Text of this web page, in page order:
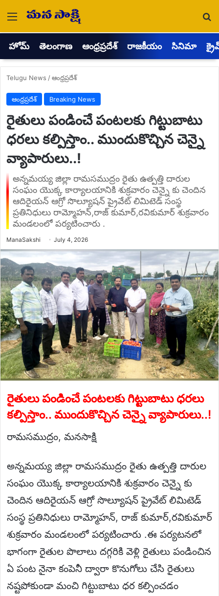
Menu
హోమ్ తెలంగాణ ఆంధ్రప్రదేశ్ రాజకీయం సినిమా
Telugu News /ఆంధ్రప్రదేశ్
ఆంధ్రప్రదేశ్ Breaking News
రైతులు పండించే పంటలకు గిట్టుబాటు
ధరలు కల్పిస్తాం.. ముందుకొచ్చిన చెన్నై
వ్యాపారులు..!
అన్నమయ్య జిల్లా రామసముద్రం రైతు ఉత్పత్తి దారుల
సంఘం యొక్క కార్యాలయానికి శుక్రవారం చెన్నై కు చెందిన
ఆదిరైయన్ ఆగ్రో సొల్యూషన్ ప్రైవేట్ లిమిటెడ్ సంస్థ
ప్రతినిధులు రామ్మోహన్,రాజ్ కుమార్,రవికుమార్ శుక్రవారం
మండలంలో పర్యటించారు .
ManaSakshi Send
email
July 4, 2026
రైతులు పండించే పంటలకు గిట్టుబాటు ధరలు
కల్పిస్తాం.. ముందుకొచ్చిన చెన్నై వ్యాపారులు..!
రామసముద్రం, మనసాక్షి
అన్నమయ్య జిల్లా రామసముద్రం రైతు ఉత్పత్తి దారుల
సంఘం యొక్క కార్యాలయానికి శుక్రవారం చెన్నై కు
చెందిన ఆదిరైయన్ ఆగ్రో సొల్యూషన్ ప్రైవేట్ లిమిటెడ్
సంస్థ ప్రతినిధులు రామ్మోహన్, రాజ్ కుమార్,రవికుమార్
శుక్రవారం మండలంలో పర్యటించారు .ఈ పర్యటనలో
భాగంగా రైతుల పొలాలు దగ్గరికి వెళ్లి రైతులు పండించిన
ఏ పంట నైనా కంపెనీ ద్వారా కొనుగోలు చేసి రైతులు
నష్టపోకుండా మంచి గిట్టుబాటు ధర కల్పించడం